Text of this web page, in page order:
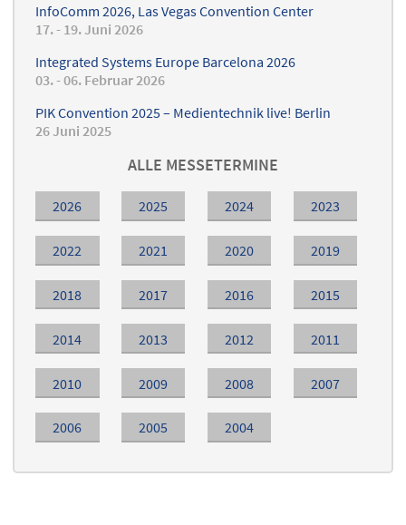
InfoComm 2026, Las Vegas Convention Center
17. - 19. Juni 2026
Integrated Systems Europe Barcelona 2026
03. - 06. Februar 2026
PIK Convention 2025 – Medientechnik live! Berlin
26 Juni 2025
ALLE MESSETERMINE
2026 2025 2024 2023
2022 2021 2020 2019
2018 2017 2016 2015
2014 2013 2012 2011
2010 2009 2008 2007
2006 2005 2004